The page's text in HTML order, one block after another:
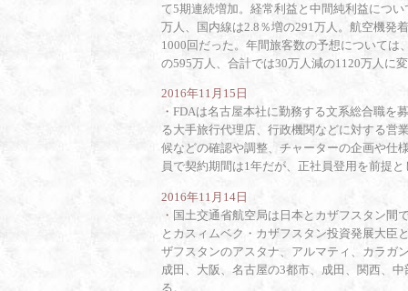
て5期連続増加。経常利益と中間純利益につ
万人、国内線は2.8％増の291万人。航空機発
1000回だった。年間旅客数の予想について
の595万人、合計では30万人減の1120万人に
2016年11月15日
・ FDAは名古屋本社に勤務する文系総合職を
る大手旅行代理店、行政機関などに対する営
候などの確認や調整、チャーターの企画や仕
員で契約期間は1年だが、正社員登用を前提
2016年11月14日
・ 国土交通省航空局は日本とカザフスタン間
とカスィムベク・カザフスタン投資発展大臣
ザフスタンのアスタナ、アルマティ、カラガ
成田、大阪、名古屋の3都市、成田、関西、
る。